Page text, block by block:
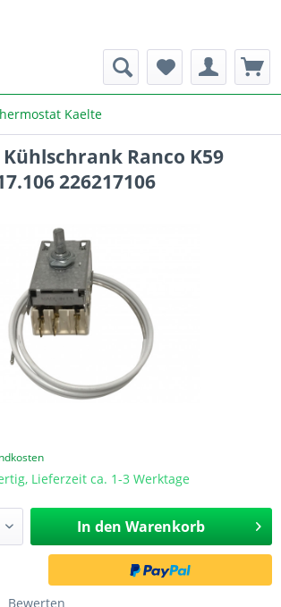
Kaelte
Ranco K59
226217106
Lieferzeit ca. 1-3 Werktage
In den Warenkorb
Bewerten